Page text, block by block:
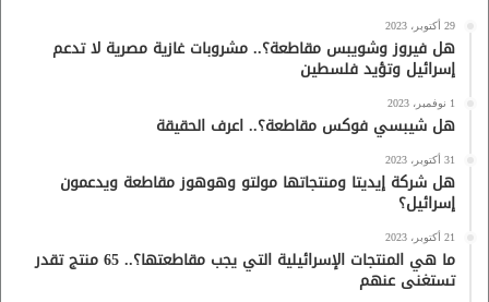
29 أكتوبر، 2023
هل فيروز وشويبس مقاطعة؟.. مشروبات غازية مصرية لا تدعم
إسرائيل وتؤيد فلسطين
1 نوفمبر، 2023
هل شيبسي فوكس مقاطعة؟.. اعرف الحقيقة
31 أكتوبر، 2023
هل شركة إيديتا ومنتجاتها مولتو وهوهوز مقاطعة ويدعمون
إسرائيل؟
21 أكتوبر، 2023
ما هي المنتجات الإسرائيلية التي يجب مقاطعتها؟.. 65 منتج تقدر
تستغنى عنهم